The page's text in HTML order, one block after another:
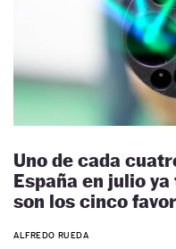
Uno de cada
España en julio
son los cinco
ALFREDO RUEDA